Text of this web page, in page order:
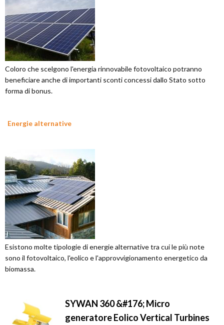
Coloro che scelgono l'energia rinnovabile fotovoltaico potranno
beneficiare anche di importanti sconti concessi dallo Stato sotto
forma di bonus.
Energie alternative
Esistono molte tipologie di energie alternative tra cui le più note
sono il fotovoltaico, l'eolico e l'approvvigionamento energetico da
biomassa.
SYWAN 360 &#176; Micro
generatore Eolico Vertical Turbines